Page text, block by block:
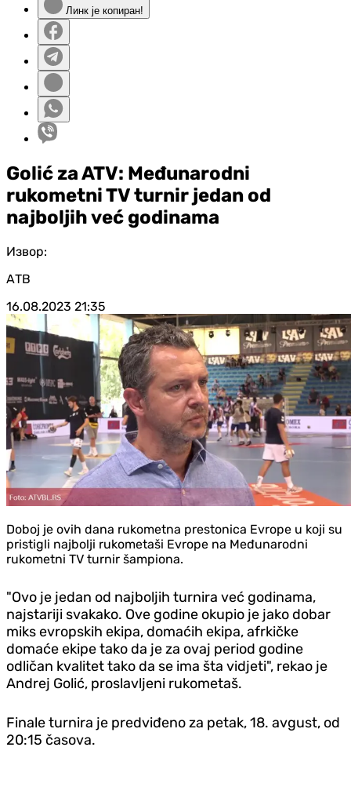
Линк је копиран!
Golić za ATV: Međunarodni
rukometni TV turnir jedan od
najboljih već godinama
Извор:
АТВ
16.08.2023 21:35
Doboj je ovih dana rukometna prestonica Evrope u koji su
pristigli najbolji rukometaši Evrope na Međunarodni
rukometni TV turnir šampiona.
"Ovo je jedan od najboljih turnira već godinama,
najstariji svakako. Ove godine okupio je jako dobar
miks evropskih ekipa, domaćih ekipa, afrkičke
domaće ekipe tako da je za ovaj period godine
odličan kvalitet tako da se ima šta vidjeti", rekao je
Andrej Golić, proslavljeni rukometaš.
Finale turnira je predviđeno za petak, 18. avgust, od
20:15 časova.